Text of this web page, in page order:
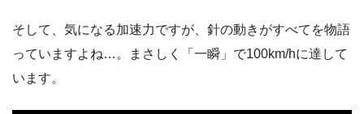
そして、気になる加速力ですが、針の動きがすべてを物語
っていますよね…。まさしく「一瞬」で100km/hに達して
います。